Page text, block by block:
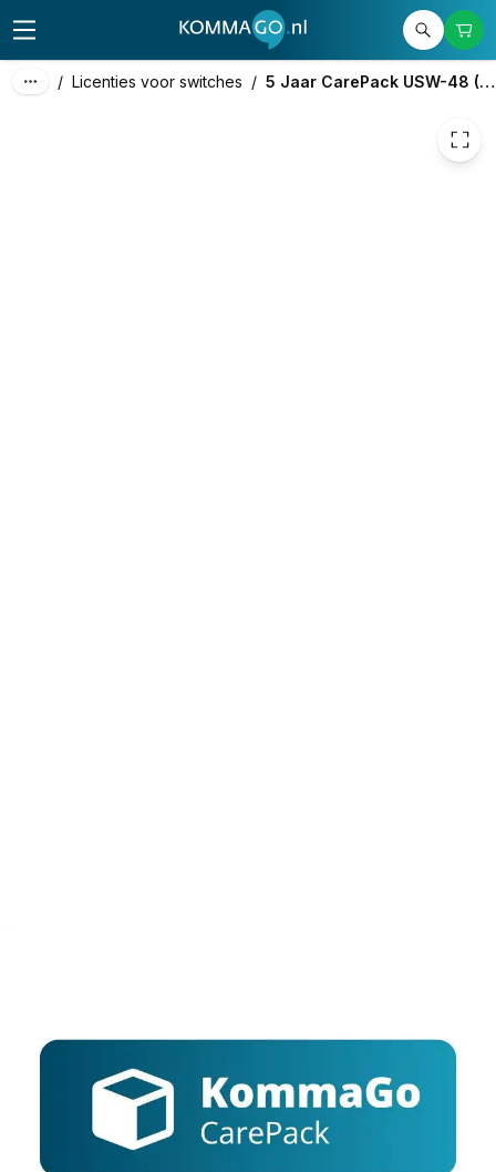
/ Licenties voor switches / 5 Jaar CarePack USW-48 (1x)
excl. btw